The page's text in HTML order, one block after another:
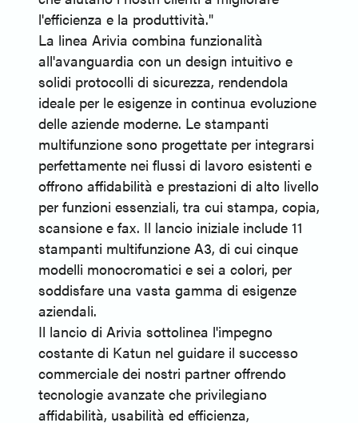
l'efficienza e la produttività."
La linea Arivia combina funzionalità
all'avanguardia con un design intuitivo e
solidi protocolli di sicurezza, rendendola
ideale per le esigenze in continua evoluzione
delle aziende moderne. Le stampanti
multifunzione sono progettate per integrarsi
perfettamente nei flussi di lavoro esistenti e
offrono affidabilità e prestazioni di alto livello
per funzioni essenziali, tra cui stampa, copia,
scansione e fax. Il lancio iniziale include 11
stampanti multifunzione A3, di cui cinque
modelli monocromatici e sei a colori, per
soddisfare una vasta gamma di esigenze
aziendali.
Il lancio di Arivia sottolinea l'impegno
costante di Katun nel guidare il successo
commerciale dei nostri partner offrendo
tecnologie avanzate che privilegiano
affidabilità, usabilità ed efficienza,